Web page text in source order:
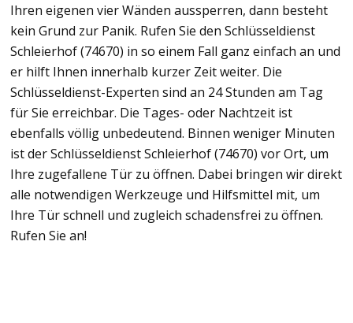
Ihren eigenen vier Wänden aussperren, dann besteht
kein Grund zur Panik. Rufen Sie den Schlüsseldienst
Schleierhof (74670) in so einem Fall ganz einfach an und
er hilft Ihnen innerhalb kurzer Zeit weiter. Die
Schlüsseldienst-Experten sind an 24 Stunden am Tag
für Sie erreichbar. Die Tages- oder Nachtzeit ist
ebenfalls völlig unbedeutend. Binnen weniger Minuten
ist der Schlüsseldienst Schleierhof (74670) vor Ort, um
Ihre zugefallene Tür zu öffnen. Dabei bringen wir direkt
alle notwendigen Werkzeuge und Hilfsmittel mit, um
Ihre Tür schnell und zugleich schadensfrei zu öffnen.
Rufen Sie an!